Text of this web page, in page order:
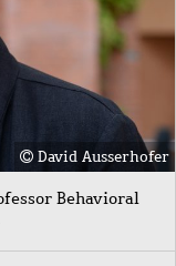
David Ausserhofer
Behavioral